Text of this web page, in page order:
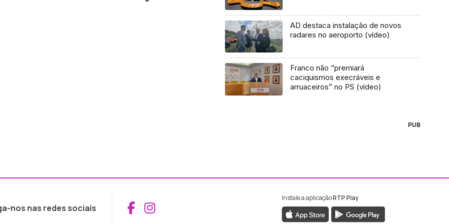
AD destaca instalação de novos
radares no aeroporto (vídeo)
Franco não “premiará
caciquismos execráveis e
arruaceiros” no PS (vídeo)
PUB
nos nas redes sociais Aceder ao Facebook da RTP Madeira
Aceder ao Instagram da RTP Madeira
Instale a aplicaçãoRTP Play